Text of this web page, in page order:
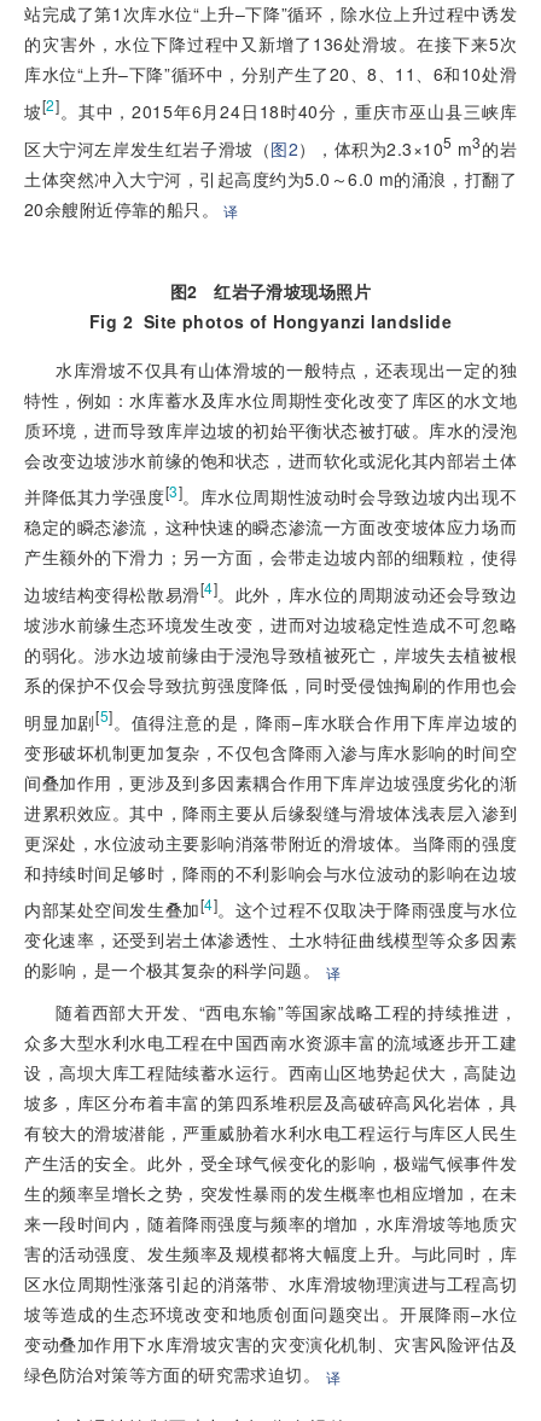
站完成了第1次库水位“上升–下降”循环，除水位上升过程中诱发
的灾害外，水位下降过程中又新增了136处滑坡。在接下来5次
库水位“上升–下降”循环中，分别产生了20、8、11、6和10处滑
坡[2]。其中，2015年6月24日18时40分，重庆市巫山县三峡库
区大宁河左岸发生红岩子滑坡（图2），体积为2.3×105 m3的岩
土体突然冲入大宁河，引起高度约为5.0～6.0 m的涌浪，打翻了
20余艘附近停靠的船只。译
图2
红岩子滑坡现场照片
Fig 2 Site photos of Hongyanzi landslide
水库滑坡不仅具有山体滑坡的一般特点，还表现出一定的独
特性，例如：水库蓄水及库水位周期性变化改变了库区的水文地
质环境，进而导致库岸边坡的初始平衡状态被打破。库水的浸泡
会改变边坡涉水前缘的饱和状态，进而软化或泥化其内部岩土体
并降低其力学强度[3]。库水位周期性波动时会导致边坡内出现不
稳定的瞬态渗流，这种快速的瞬态渗流一方面改变坡体应力场而
产生额外的下滑力；另一方面，会带走边坡内部的细颗粒，使得
边坡结构变得松散易滑[4]。此外，库水位的周期波动还会导致边
坡涉水前缘生态环境发生改变，进而对边坡稳定性造成不可忽略
的弱化。涉水边坡前缘由于浸泡导致植被死亡，岸坡失去植被根
系的保护不仅会导致抗剪强度降低，同时受侵蚀掏刷的作用也会
明显加剧[5]。值得注意的是，降雨–库水联合作用下库岸边坡的
变形破坏机制更加复杂，不仅包含降雨入渗与库水影响的时间空
间叠加作用，更涉及到多因素耦合作用下库岸边坡强度劣化的渐
进累积效应。其中，降雨主要从后缘裂缝与滑坡体浅表层入渗到
更深处，水位波动主要影响消落带附近的滑坡体。当降雨的强度
和持续时间足够时，降雨的不利影响会与水位波动的影响在边坡
内部某处空间发生叠加[4]。这个过程不仅取决于降雨强度与水位
变化速率，还受到岩土体渗透性、土水特征曲线模型等众多因素
的影响，是一个极其复杂的科学问题。
译
随着西部大开发、“西电东输”等国家战略工程的持续推进，
众多大型水利水电工程在中国西南水资源丰富的流域逐步开工建
设，高坝大库工程陆续蓄水运行。西南山区地势起伏大，高陡边
坡多，库区分布着丰富的第四系堆积层及高破碎高风化岩体，具
有较大的滑坡潜能，严重威胁着水利水电工程运行与库区人民生
产生活的安全。此外，受全球气候变化的影响，极端气候事件发
生的频率呈增长之势，突发性暴雨的发生概率也相应增加，在未
来一段时间内，随着降雨强度与频率的增加，水库滑坡等地质灾
害的活动强度、发生频率及规模都将大幅度上升。与此同时，库
区水位周期性涨落引起的消落带、水库滑坡物理演进与工程高切
坡等造成的生态环境改变和地质创面问题突出。开展降雨–水位
变动叠加作用下水库滑坡灾害的灾变演化机制、灾害风险评估及
绿色防治对策等方面的研究需求迫切。
译